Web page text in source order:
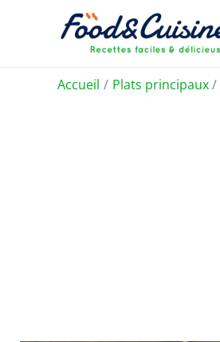
Accueil Plats principaux